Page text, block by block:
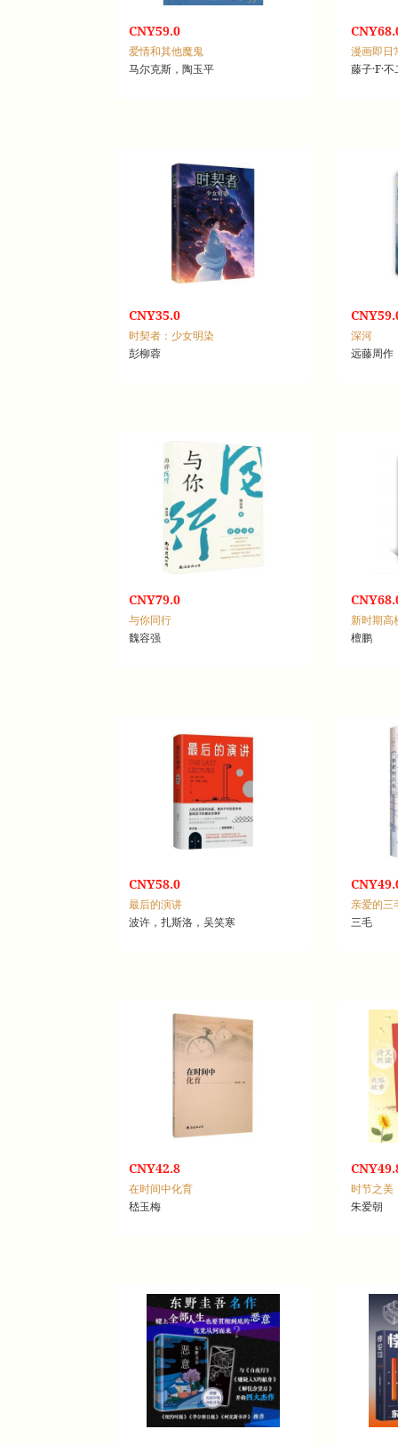
CNY59.0
爱情和其他魔鬼
马尔克斯，陶玉平
漫画即日
藤子·F·
CNY35.0
时契者：少女明染
彭柳蓉
深河
远藤周作
CNY79.0
与你同行
魏容强
檀鹏
CNY58.0
最后的演讲
波许，扎斯洛，吴笑寒
亲爱的三
三毛
CNY42.8
在时间中化育
嵇玉梅
朱爱朝